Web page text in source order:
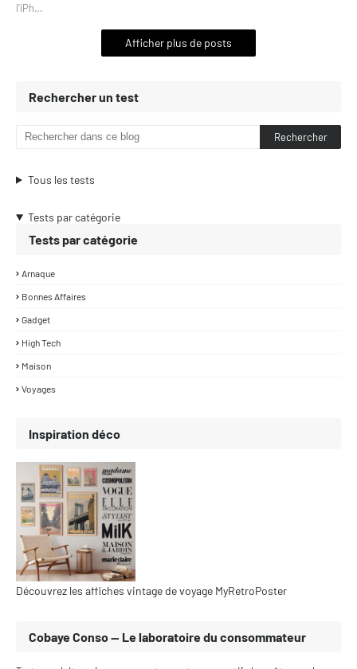
l'iPh…
Afficher plus de posts
Rechercher un test
Tous les tests
Tests par catégorie
Tests par catégorie
Arnaque
Bonnes Affaires
Gadget
High Tech
Maison
Voyages
Inspiration déco
Découvrez les affiches vintage de voyage MyRetroPoster
Cobaye Conso — Le laboratoire du consommateur